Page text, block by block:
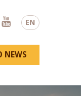
EN
Youtube
NEWS